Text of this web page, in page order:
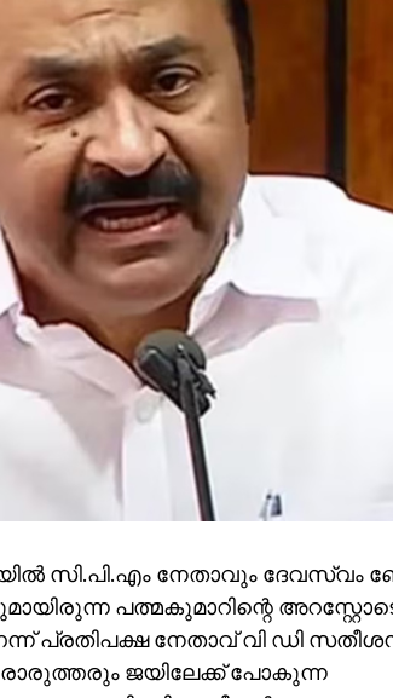
സി.പി.എം നേതാവും ദേവസ്വം
പത്മകുമാറിന്റെ
പ്രതിപക്ഷ നേതാവ് വി ഡി
ജയിലേക്ക് പോകുന്ന